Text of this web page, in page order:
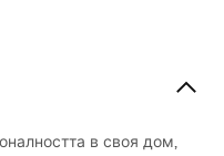
в своя дом,